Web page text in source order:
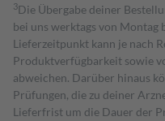
3Die Übergabe deiner
bei uns werktags von Montag
Lieferzeitpunkt kann je nach
Produktverfügbarkeit sowie
abweichen. Darüber hinaus
Prüfungen, die zu deiner
Lieferfrist um die Dauer der